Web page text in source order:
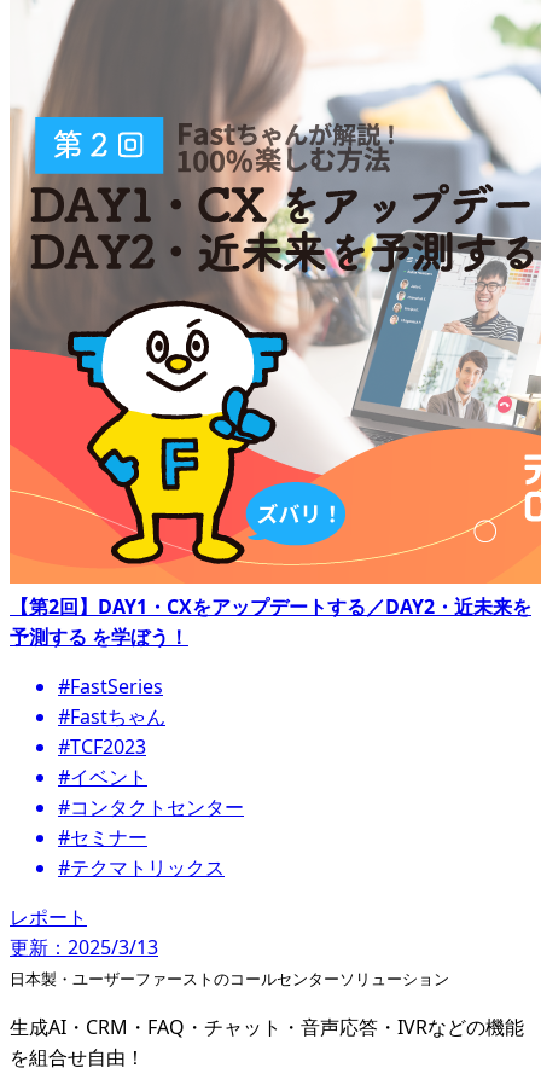
【第2回】DAY1・CXをアップデートする／DAY2・近未来を
予測する を学ぼう！
#FastSeries
#Fastちゃん
#TCF2023
#イベント
#コンタクトセンター
#セミナー
#テクマトリックス
レポート
更新：2025/3/13
日本製・ユーザーファーストのコールセンターソリューション
生成AI・CRM・FAQ・チャット・音声応答・IVRなどの機能
を組合せ自由！